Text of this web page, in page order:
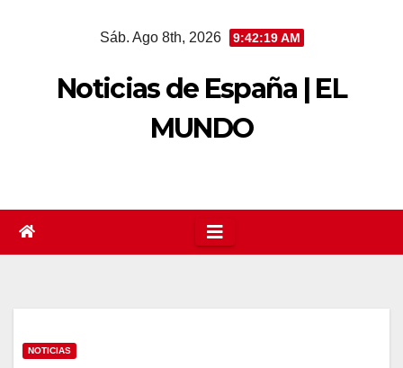
Sáb. Ago 8th, 2026 9:42:20 AM
Noticias de España | EL
MUNDO
NOTICIAS